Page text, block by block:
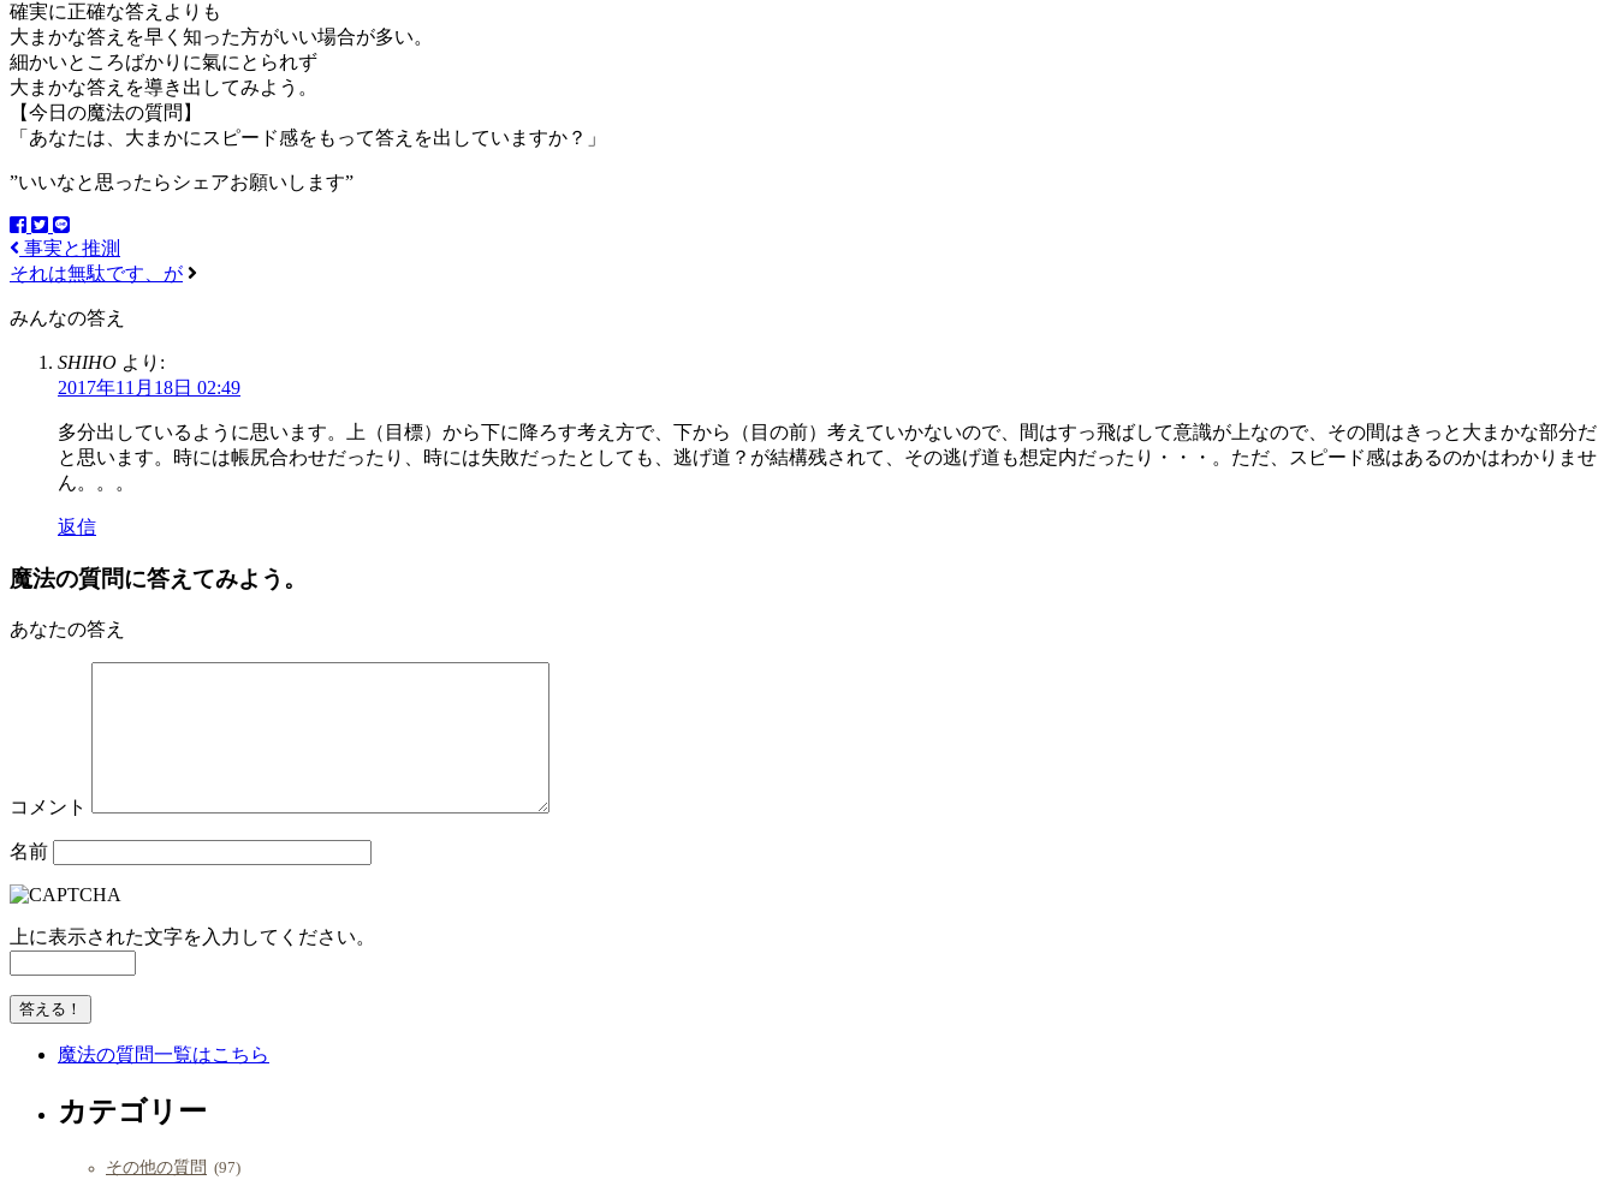
確実に正確な答えよりも
大まかな答えを早く知った方がいい場合が多い。
細かいところばかりに氣にとられず
大まかな答えを導き出してみよう。
【今日の魔法の質問】
「あなたは、大まかにスピード感をもって答えを出していますか？」
”いいなと思ったらシェアお願いします”
事実と推測
それは無駄です、が
みんなの答え
SHIHO より:
2017年11月18日 02:49
多分出しているように思います。上（目標）から下に降ろす考え方で、下から（目の前）考えていかないので、間はすっ飛ばして意識が上なので、その間はきっと大まかな部分だ
と思います。時には帳尻合わせだったり、時には失敗だったとしても、逃げ道？が結構残されて、その逃げ道も想定内だったり・・・。ただ、スピード感はあるのかはわかりませ
ん。。。
返信
魔法の質問に答えてみよう。
あなたの答え
コメント
名前
上に表示された文字を入力してください。
魔法の質問一覧はこちら
カテゴリー
その他の質問 (97)